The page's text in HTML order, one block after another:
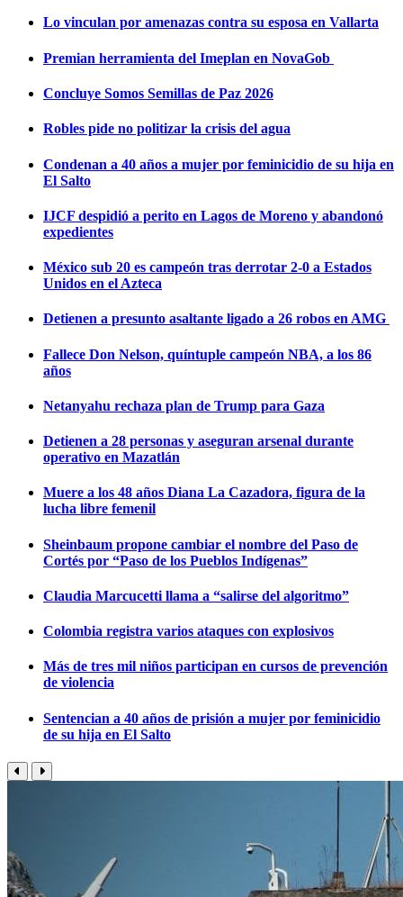
Lo vinculan por amenazas contra su esposa en Vallarta
Premian herramienta del Imeplan en NovaGob
Concluye Somos Semillas de Paz 2026
Robles pide no politizar la crisis del agua
Condenan a 40 años a mujer por feminicidio de su hija en
El Salto
IJCF despidió a perito en Lagos de Moreno y abandonó
expedientes
México sub 20 es campeón tras derrotar 2-0 a Estados
Unidos en el Azteca
Detienen a presunto asaltante ligado a 26 robos en AMG
Fallece Don Nelson, quíntuple campeón NBA, a los 86
años
Netanyahu rechaza plan de Trump para Gaza
Detienen a 28 personas y aseguran arsenal durante
operativo en Mazatlán
Muere a los 48 años Diana La Cazadora, figura de la
lucha libre femenil
Sheinbaum propone cambiar el nombre del Paso de
Cortés por “Paso de los Pueblos Indígenas”
Claudia Marcucetti llama a “salirse del algoritmo”
Colombia registra varios ataques con explosivos
Más de tres mil niños participan en cursos de prevención
de violencia
Sentencian a 40 años de prisión a mujer por feminicidio
de su hija en El Salto